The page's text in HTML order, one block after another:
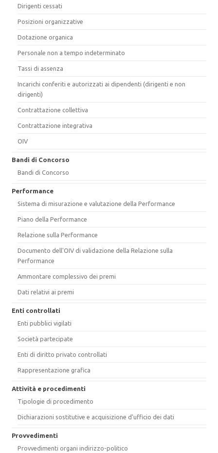
Dirigenti cessati
Posizioni organizzative
Dotazione organica
Personale non a tempo indeterminato
Tassi di assenza
Incarichi conferiti e autorizzati ai dipendenti (dirigenti e non
dirigenti)
Contrattazione collettiva
Contrattazione integrativa
OIV
Bandi di Concorso
Bandi di Concorso
Performance
Sistema di misurazione e valutazione della Performance
Piano della Performance
Relazione sulla Performance
Documento dell'OIV di validazione della Relazione sulla
Performance
Ammontare complessivo dei premi
Dati relativi ai premi
Enti controllati
Enti pubblici vigilati
Società partecipate
Enti di diritto privato controllati
Rappresentazione grafica
Attività e procedimenti
Tipologie di procedimento
Dichiarazioni sostitutive e acquisizione d'ufficio dei dati
Provvedimenti
Provvedimenti organi indirizzo-politico